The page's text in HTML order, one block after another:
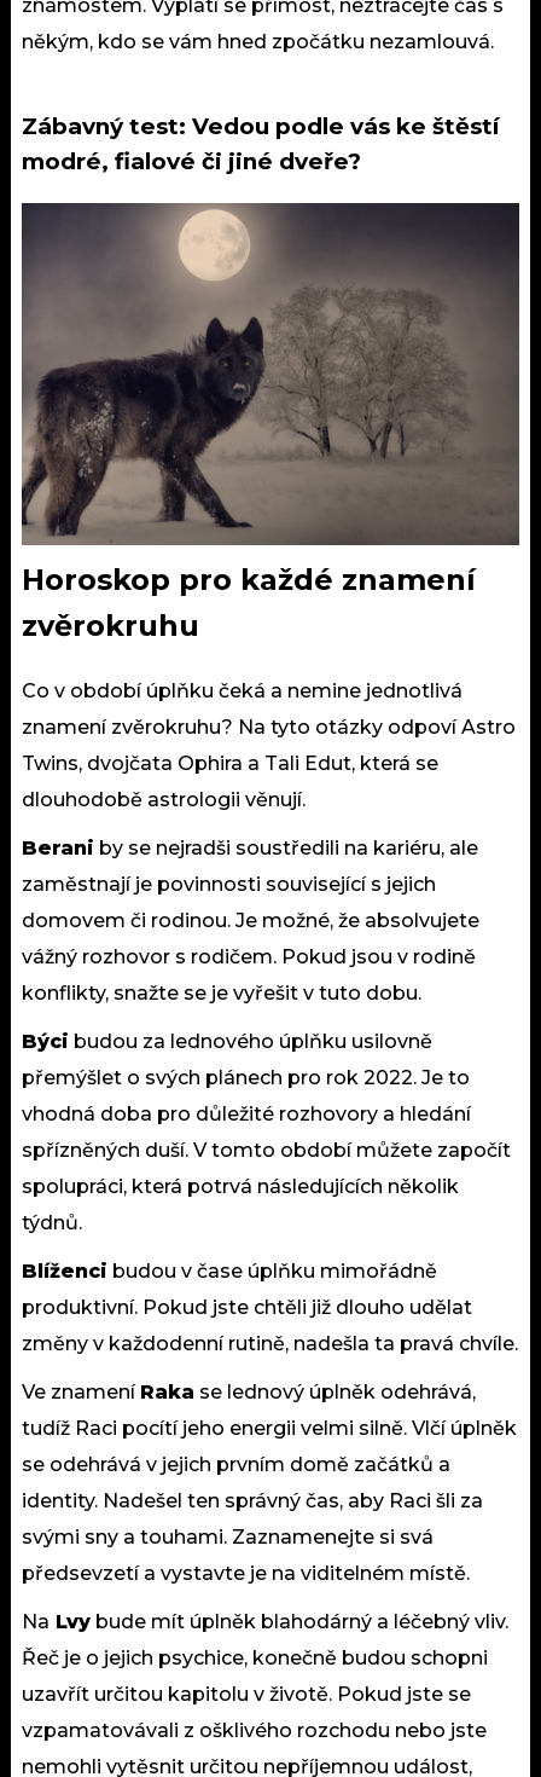
známostem. Vyplatí se přímost, neztrácejte čas s
někým, kdo se vám hned zpočátku nezamlouvá.
Zábavný test: Vedou podle vás ke štěstí
modré, fialové či jiné dveře?
Horoskop pro každé znamení
zvěrokruhu
Co v období úplňku čeká a nemine jednotlivá
znamení zvěrokruhu? Na tyto otázky odpoví Astro
Twins, dvojčata Ophira a Tali Edut, která se
dlouhodobě astrologii věnují.
Berani by se nejradši soustředili na kariéru, ale
zaměstnají je povinnosti související s jejich
domovem či rodinou. Je možné, že absolvujete
vážný rozhovor s rodičem. Pokud jsou v rodině
konflikty, snažte se je vyřešit v tuto dobu.
Býci budou za lednového úplňku usilovně
přemýšlet o svých plánech pro rok 2022. Je to
vhodná doba pro důležité rozhovory a hledání
spřízněných duší. V tomto období můžete započít
spolupráci, která potrvá následujících několik
týdnů.
Blíženci budou v čase úplňku mimořádně
produktivní. Pokud jste chtěli již dlouho udělat
změny v každodenní rutině, nadešla ta pravá chvíle.
Ve znamení Raka se lednový úplněk odehrává,
tudíž Raci pocítí jeho energii velmi silně. Vlčí úplněk
se odehrává v jejich prvním domě začátků a
identity. Nadešel ten správný čas, aby Raci šli za
svými sny a touhami. Zaznamenejte si svá
předsevzetí a vystavte je na viditelném místě.
Na Lvy bude mít úplněk blahodárný a léčebný vliv.
Řeč je o jejich psychice, konečně budou schopni
uzavřít určitou kapitolu v životě. Pokud jste se
vzpamatovávali z ošklivého rozchodu nebo jste
nemohli vytěsnit určitou nepříjemnou událost,